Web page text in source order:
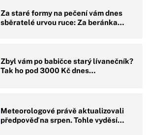
Za staré formy na pečení vám dnes
sběratelé urvou ruce: Za beránka…
Zbyl vám po babičce starý lívanečník?
Tak ho pod 3000 Kč dnes…
Meteorologové právě aktualizovali
předpověď na srpen. Tohle vyděsí…